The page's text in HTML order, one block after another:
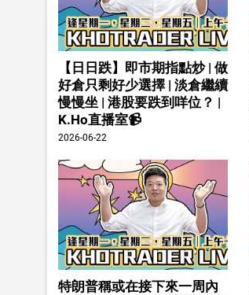
【日日跌】即市期指點炒 | 做
好倉只剩好少選擇 | 淡倉繼續
慢慢坐 | 港股要跌到咩位？ |
K.Ho直播室📹
2026-06-22
特朗普稱或在接下來一周內